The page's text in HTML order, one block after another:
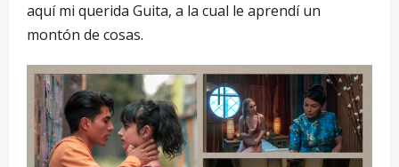
aquí mi querida Guita, a la cual le aprendí un
montón de cosas.